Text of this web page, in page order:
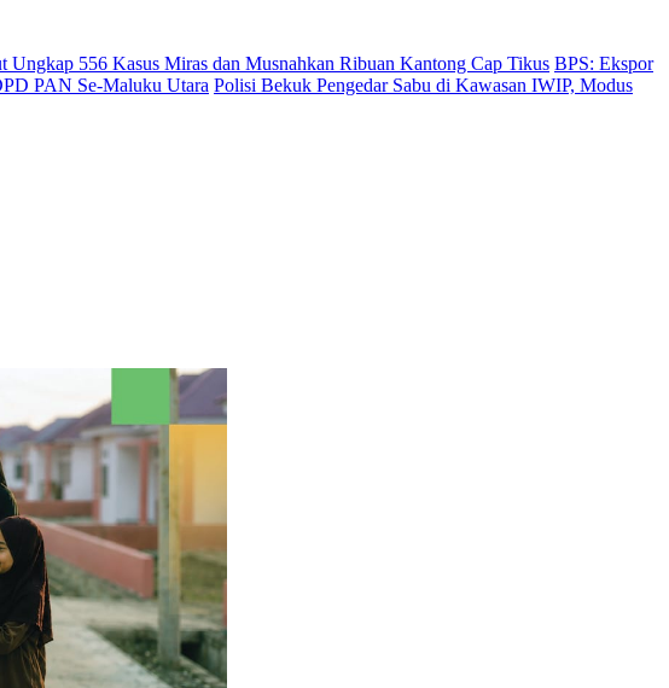
Ungkap 556 Kasus Miras dan Musnahkan Ribuan Kantong Cap Tikus BPS: Ekspor
PAN Se-Maluku Utara Polisi Bekuk Pengedar Sabu di Kawasan IWIP, Modus